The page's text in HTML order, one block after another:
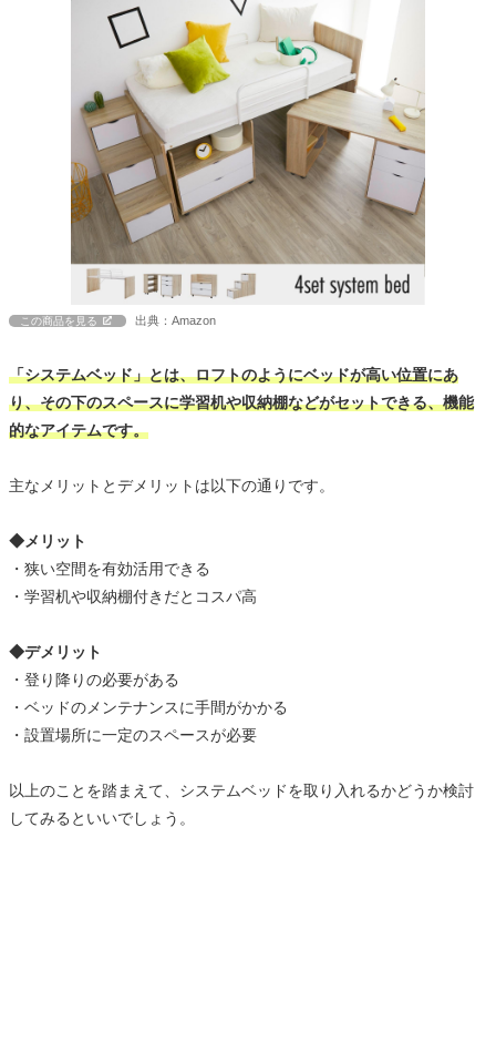
この商品を見る 出典：Amazon
「システムベッド」とは、ロフトのようにベッドが高い位置にあ
り、その下のスペースに学習机や収納棚などがセットできる、機能
的なアイテムです。
主なメリットとデメリットは以下の通りです。
◆メリット
・狭い空間を有効活用できる
・学習机や収納棚付きだとコスパ高
◆デメリット
・登り降りの必要がある
・ベッドのメンテナンスに手間がかかる
・設置場所に一定のスペースが必要
以上のことを踏まえて、システムベッドを取り入れるかどうか検討
してみるといいでしょう。